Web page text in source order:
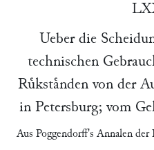
Ueber die
technischen
Ruͤkstaͤnden von der
in Petersburg; vom
Aus Poggendorff's Annalen der